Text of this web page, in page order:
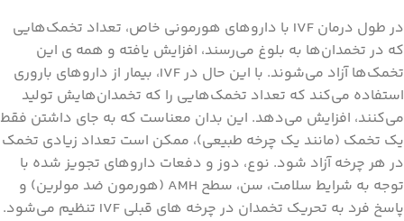
در طول درمان IVF با داروهای هورمونی خاص، تعداد تخمک‌هایی
که در تخمدان‌ها به بلوغ می‌رسند، افزایش یافته و همه ی این
تخمک‌ها آزاد می‌شوند. با این حال در IVF، بیمار از داروهای باروری
استفاده می‌کند که تعداد تخمک‌هایی را که تخمدان‌هایش تولید
می‌کنند، افزایش می‌دهد. این بدان معناست که به جای داشتن فقط
یک تخمک (مانند یک چرخه طبیعی)، ممکن است تعداد زیادی تخمک
در هر چرخه آزاد شود. نوع، دوز و دفعات داروهای تجویز شده با
توجه به شرایط سلامت، سن، سطح AMH (هورمون ضد مولرین) و
پاسخ فرد به تحریک تخمدان در چرخه‌ های قبلی IVF تنظیم می‌شود.